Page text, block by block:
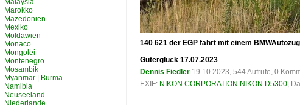
140 621 der EGP fährt mit einem
Güterglück 17.07.2023
Dennis Fiedler 19.10.2023, 544 Aufrufe, 0
EXIF: NIKON CORPORATION NIKON D5300,
Malaysia
Marokko
Mazedonien
Mexiko
Moldawien
Monaco
Mongolei
Montenegro
Mosambik
Myanmar | Burma
Namibia
Neuseeland
Niederlande